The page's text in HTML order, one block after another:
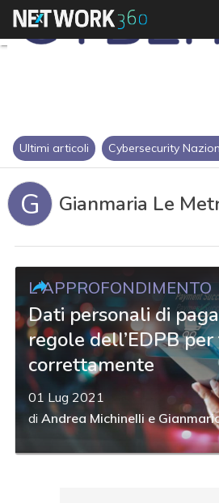
Ultimi articoli Cybersecurity
G Gianmaria Le
L'APPROFONDIMENTO
Dati personali di
regole dell’EDPB
correttamente
01 Lug 2021
diAndrea Michinelli e